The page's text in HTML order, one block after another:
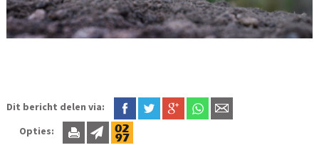
Dit bericht delen via:
Opties: